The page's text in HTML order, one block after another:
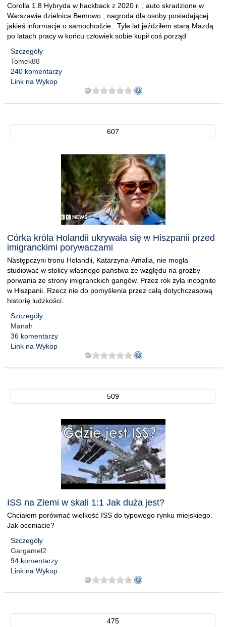
Corolla 1.8 Hybryda w hackback z 2020 r. , auto skradzione w
Warszawie dzielnica Bemowo , nagroda dla osoby posiadającej
jakieś informacje o samochodzie . Tyle lat jeździłem starą Mazdą
po latach pracy w końcu człowiek sobie kupił coś porząd
Szczegóły
Tomek88
240 komentarzy
Link na Wykop
607
Córka króla Holandii ukrywała się w Hiszpanii przed
imigranckimi porywaczami
Następczyni tronu Holandii, Katarzyna-Amalia, nie mogła
studiować w stolicy własnego państwa ze względu na groźby
porwania ze strony imigranckich gangów. Przez rok żyła incognito
w Hiszpanii. Rzecz nie do pomyślenia przez całą dotychczasową
historię ludzkości.
Szczegóły
Manah
36 komentarzy
Link na Wykop
509
ISS na Ziemi w skali 1:1 Jak duża jest?
Chciałem porównać wielkość ISS do typowego rynku miejskiego.
Jak oceniacie?
Szczegóły
Gargamel2
94 komentarzy
Link na Wykop
475